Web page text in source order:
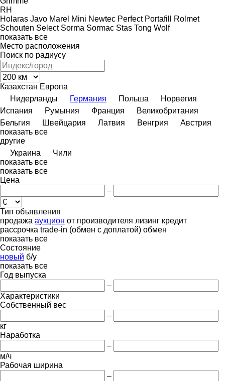
RH
Holaras Javo Marel Mini Newtec Perfect Portafill
Rolmet
Schouten Select Sorma Sormac Stas Tong Wolf
показать все
Место расположения
Поиск по радиусу
Казахстан Европа
Нидерланды
Германия Польша
Норвегия
Испания
Румыния Франция
Великобритания
Бельгия
Швейцария Латвия Венгрия
Австрия
показать все
другие
Украина
Чили
показать все
показать все
Цена
–
Тип объявления
продажа аукцион от производителя лизинг кредит
рассрочка trade-in (обмен с доплатой) обмен
показать все
Состояние
новый б/у
показать все
Год выпуска
–
Характеристики
Собственный вес
–
кг
Наработка
–
м/ч
Рабочая ширина
–